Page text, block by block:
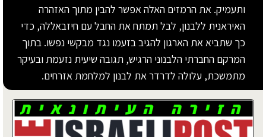
ותעמיק. את הרמזים האלה אפשר להבין מתוך האזהרה
האיראנית ללבנון, לבל תמתח את החבל עם חיזבאללה, כדי
כך שתביא את הארגון להגיב בזעמו נגד מבקשי נפשו. בתוך
המרקם החברתי הלבנוני הרגיש, תגובה שיעית נזעמת ובעיקר
מתמשכת, עלולה לדרדר את לבנון למלחמת אזרחים.